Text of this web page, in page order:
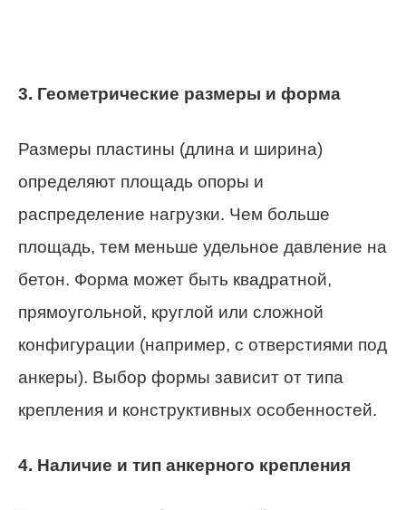
3. Геометрические размеры и форма
Размеры пластины (длина и ширина)
определяют площадь опоры и
распределение нагрузки. Чем больше
площадь, тем меньше удельное давление на
бетон. Форма может быть квадратной,
прямоугольной, круглой или сложной
конфигурации (например, с отверстиями под
анкеры). Выбор формы зависит от типа
крепления и конструктивных особенностей.
4. Наличие и тип анкерного крепления